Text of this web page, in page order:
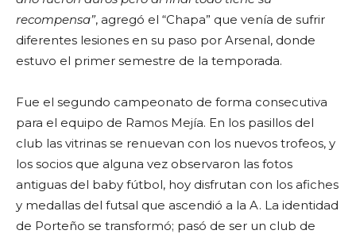
recompensa”, agregó el “Chapa” que venía de sufrir
diferentes lesiones en su paso por Arsenal, donde
estuvo el primer semestre de la temporada.
Fue el segundo campeonato de forma consecutiva
para el equipo de Ramos Mejía. En los pasillos del
club las vitrinas se renuevan con los nuevos trofeos, y
los socios que alguna vez observaron las fotos
antiguas del baby fútbol, hoy disfrutan con los afiches
y medallas del futsal que ascendió a la A. La identidad
de Porteño se transformó; pasó de ser un club de